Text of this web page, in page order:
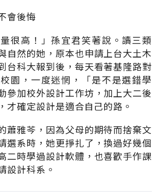
會後悔
量很高！」孫宜君笑著說。讀三類
自然的她，原本也申請上台大土木
台科大報到後，每天看著基隆路對
園，一度迷惘，「是不是選錯學
參加校外設計工作坊，加上大二後
才確定設計是適合自己的路。
蕭雅芩，因為父母的期待而捨棄文
選系時，她更掙扎了，換過好幾個
二時學過設計軟體，也喜歡手作課
設計科系。